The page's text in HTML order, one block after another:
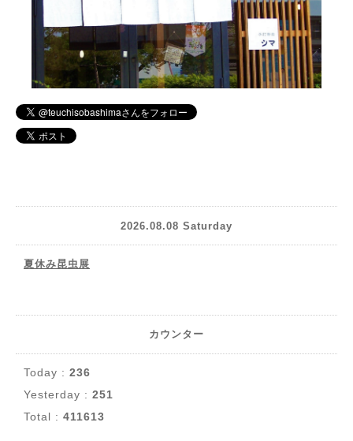
2026.08.08 Saturday
夏休み昆虫展
カウンター
Today : 236
Yesterday : 251
Total : 411613